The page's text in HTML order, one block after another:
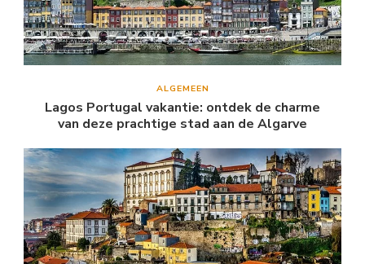
ALGEMEEN
Lagos Portugal vakantie: ontdek de charme
van deze prachtige stad aan de Algarve